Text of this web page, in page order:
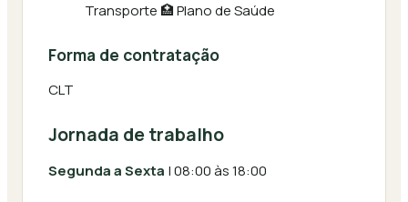
Transporte 🏥 Plano de Saúde
Forma de contratação
CLT
Jornada de trabalho
Segunda a Sexta | 08:00 às 18:00